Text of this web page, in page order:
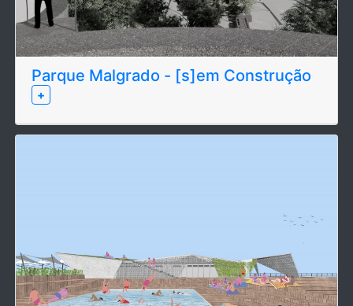
Parque Malgrado - [s]em Construção
+